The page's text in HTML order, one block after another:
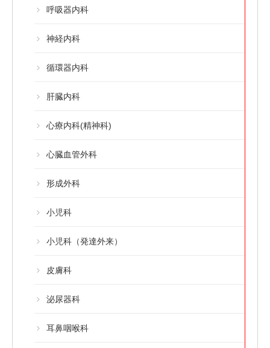
呼吸器内科
神経内科
循環器内科
肝臓内科
心療内科(精神科)
心臓血管外科
形成外科
小児科
小児科（発達外来）
皮膚科
泌尿器科
耳鼻咽喉科